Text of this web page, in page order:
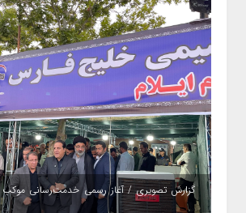
گزارش تصویری / آغاز رسمی خدمت‌رسانی موکب